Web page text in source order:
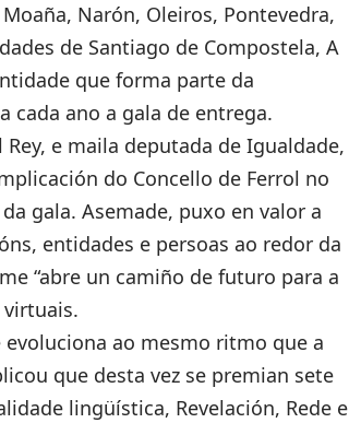
Narón, Oleiros, Pontevedra,
de Santiago de Compostela, A
que forma parte da
cada ano a gala de entrega.
e maila deputada de Igualdade,
do Concello de Ferrol no
gala. Asemade, puxo en valor a
entidades e persoas ao redor da
“abre un camiño de futuro para a
virtuais.
evoluciona ao mesmo ritmo que a
que desta vez se premian sete
lingüística, Revelación, Rede e